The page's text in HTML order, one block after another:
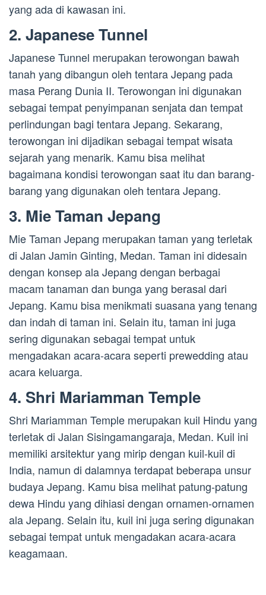
yang ada di kawasan ini.
2. Japanese Tunnel
Japanese Tunnel merupakan terowongan bawah
tanah yang dibangun oleh tentara Jepang pada
masa Perang Dunia II. Terowongan ini digunakan
sebagai tempat penyimpanan senjata dan tempat
perlindungan bagi tentara Jepang. Sekarang,
terowongan ini dijadikan sebagai tempat wisata
sejarah yang menarik. Kamu bisa melihat
bagaimana kondisi terowongan saat itu dan barang-
barang yang digunakan oleh tentara Jepang.
3. Mie Taman Jepang
Mie Taman Jepang merupakan taman yang terletak
di Jalan Jamin Ginting, Medan. Taman ini didesain
dengan konsep ala Jepang dengan berbagai
macam tanaman dan bunga yang berasal dari
Jepang. Kamu bisa menikmati suasana yang tenang
dan indah di taman ini. Selain itu, taman ini juga
sering digunakan sebagai tempat untuk
mengadakan acara-acara seperti prewedding atau
acara keluarga.
4. Shri Mariamman Temple
Shri Mariamman Temple merupakan kuil Hindu yang
terletak di Jalan Sisingamangaraja, Medan. Kuil ini
memiliki arsitektur yang mirip dengan kuil-kuil di
India, namun di dalamnya terdapat beberapa unsur
budaya Jepang. Kamu bisa melihat patung-patung
dewa Hindu yang dihiasi dengan ornamen-ornamen
ala Jepang. Selain itu, kuil ini juga sering digunakan
sebagai tempat untuk mengadakan acara-acara
keagamaan.